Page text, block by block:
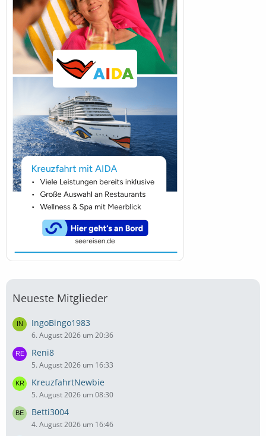
Neueste Mitglieder
IngoBingo1983
6. August 2026 um 20:36
Reni8
5. August 2026 um 16:33
KreuzfahrtNewbie
5. August 2026 um 08:30
Betti3004
4. August 2026 um 16:46